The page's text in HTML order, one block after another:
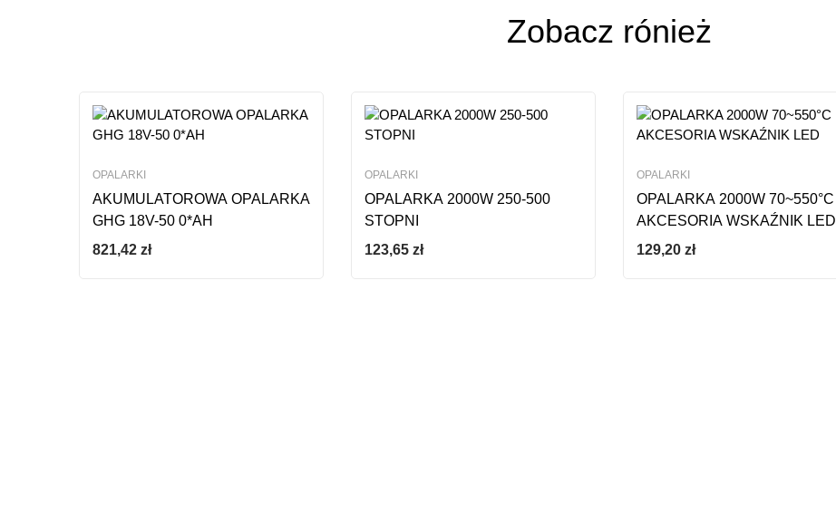
Zobacz rónież
OPALARKI
AKUMULATOROWA OPALARKA
GHG 18V-50 0*AH
821,42 zł
OPALARKI
OPALARKA 2000W 250-500
STOPNI
123,65 zł
OPALARKI
OPALARKA 2000W 70~550°C
AKCESORIA WSKAŹNIK LED
129,20 zł